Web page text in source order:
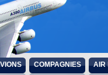
COMPAGNIES AIR